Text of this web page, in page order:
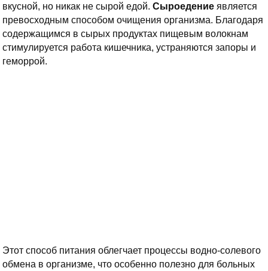
вкусной, но никак не сырой едой. Сыроедение является
превосходным способом очищения организма. Благодаря
содержащимся в сырых продуктах пищевым волокнам
стимулируется работа кишечника, устраняются запоры и
геморрой.
Этот способ питания облегчает процессы водно-солевого
обмена в организме, что особенно полезно для больных